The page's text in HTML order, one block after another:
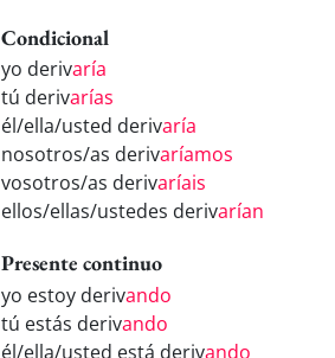
Condicional
yo derivaría
tú derivarías
él/ella/usted derivaría
nosotros/as derivaríamos
vosotros/as derivaríais
ellos/ellas/ustedes derivarían
Presente continuo
yo estoy derivando
tú estás derivando
él/ella/usted está derivando